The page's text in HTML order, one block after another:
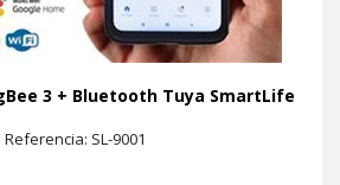
3 + Bluetooth Tuya SmartLife
Referencia: SL-9001